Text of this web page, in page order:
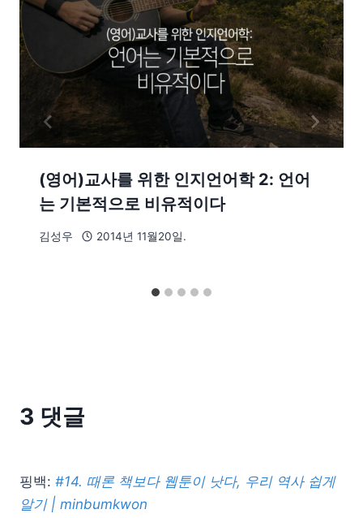
(영어)교사를 위한 인지언어학 2: 언어
는 기본적으로 비유적이다
김성우 2014년 11월20일.
3 댓글
핑백: #14. 때론 책보다 웹툰이 낫다, 우리 역사 쉽게
알기 | minbumkwon